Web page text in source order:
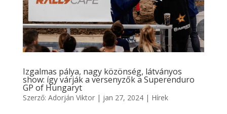
Izgalmas pálya, nagy közönség, látványos
show: így várják a versenyzők a Superenduro
GP of Hungaryt
Szerző: Adorján Viktor| jan 27, 2024| Hírek